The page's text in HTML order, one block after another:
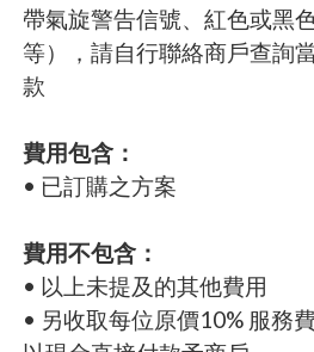
帶氣旋警告信號、紅色或黑
等），請自行聯絡商戶查詢
款
費用包含：
• 已訂購之方案
費用不包含：
• 以上未提及的其他費用
• 另收取每位原價10% 服務